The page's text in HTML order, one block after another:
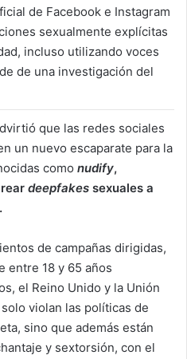
de Facebook e Instagram
sexualmente explícitas
incluso utilizando voces
de una investigación del
que las redes sociales
un nuevo escaparate para la
como nudify,
deepfakes sexuales a
de campañas dirigidas,
entre 18 y 65 años
el Reino Unido y la Unión
violan las políticas de
sino que además están
y sextorsión, con el